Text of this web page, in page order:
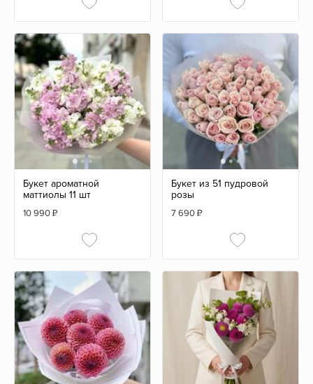
Букет ароматной
маттиолы 11 шт
10 990₽
Букет из 51 пудровой
розы
7 690₽